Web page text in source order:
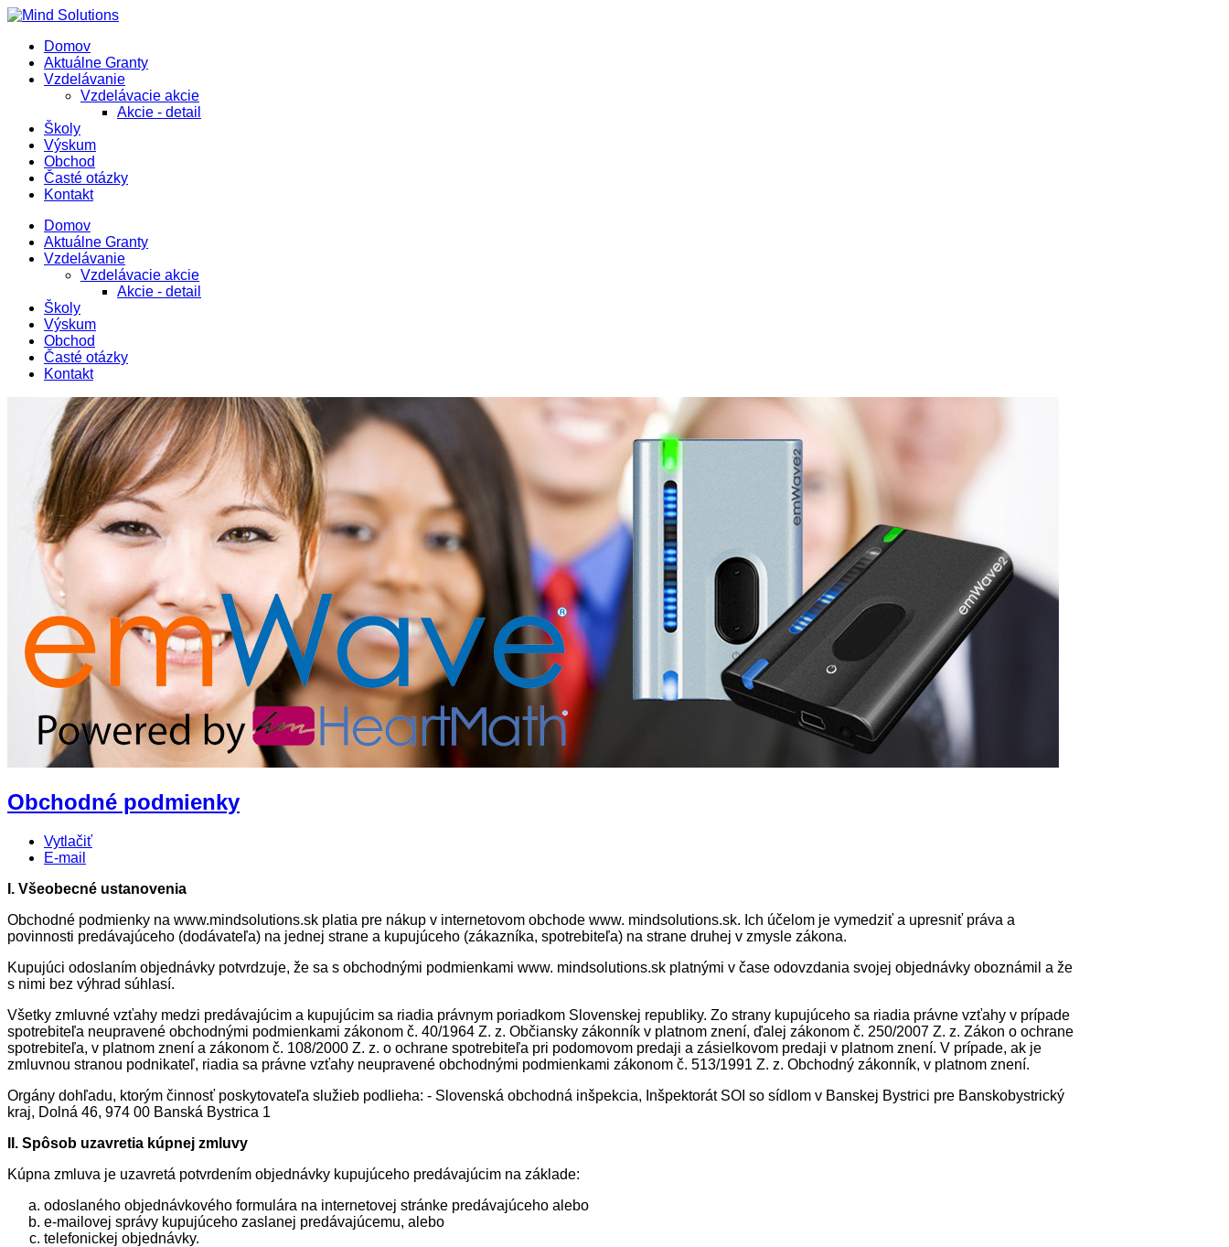
Domov
Aktuálne Granty
Vzdelávanie
Vzdelávacie akcie
Akcie - detail
Školy
Výskum
Obchod
Časté otázky
Kontakt
Domov
Aktuálne Granty
Vzdelávanie
Vzdelávacie akcie
Akcie - detail
Školy
Výskum
Obchod
Časté otázky
Kontakt
Obchodné podmienky
Vytlačiť
E-mail
I. Všeobecné ustanovenia
Obchodné podmienky na www.mindsolutions.sk platia pre nákup v internetovom obchode www. mindsolutions.sk. Ich účelom je vymedziť a upresniť práva a
povinnosti predávajúceho (dodávateľa) na jednej strane a kupujúceho (zákazníka, spotrebiteľa) na strane druhej v zmysle zákona.
Kupujúci odoslaním objednávky potvrdzuje, že sa s obchodnými podmienkami www. mindsolutions.sk platnými v čase odovzdania svojej objednávky oboznámil a že
s nimi bez výhrad súhlasí.
Všetky zmluvné vzťahy medzi predávajúcim a kupujúcim sa riadia právnym poriadkom Slovenskej republiky. Zo strany kupujúceho sa riadia právne vzťahy v prípade
spotrebiteľa neupravené obchodnými podmienkami zákonom č. 40/1964 Z. z. Občiansky zákonník v platnom znení, ďalej zákonom č. 250/2007 Z. z. Zákon o ochrane
spotrebiteľa, v platnom znení a zákonom č. 108/2000 Z. z. o ochrane spotrebiteľa pri podomovom predaji a zásielkovom predaji v platnom znení. V prípade, ak je
zmluvnou stranou podnikateľ, riadia sa právne vzťahy neupravené obchodnými podmienkami zákonom č. 513/1991 Z. z. Obchodný zákonník, v platnom znení.
Orgány dohľadu, ktorým činnosť poskytovateľa služieb podlieha: - Slovenská obchodná inšpekcia, Inšpektorát SOI so sídlom v Banskej Bystrici pre Banskobystrický
kraj, Dolná 46, 974 00 Banská Bystrica 1
II. Spôsob uzavretia kúpnej zmluvy
Kúpna zmluva je uzavretá potvrdením objednávky kupujúceho predávajúcim na základe:
odoslaného objednávkového formulára na internetovej stránke predávajúceho alebo
e-mailovej správy kupujúceho zaslanej predávajúcemu, alebo
telefonickej objednávky.